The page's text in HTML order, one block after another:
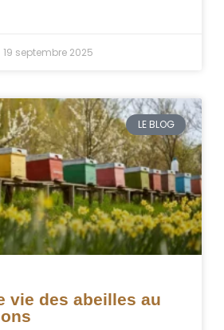
19 septembre 2025
LE BLOG
vie des abeilles au